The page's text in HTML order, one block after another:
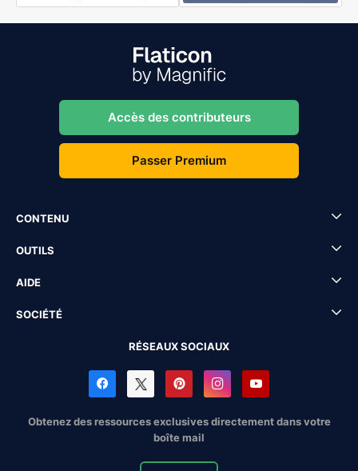
Accès des contributeurs
Passer Premium
CONTENU
OUTILS
AIDE
SOCIÉTÉ
RÉSEAUX SOCIAUX
Obtenez des ressources exclusives directement dans votre
boîte mail